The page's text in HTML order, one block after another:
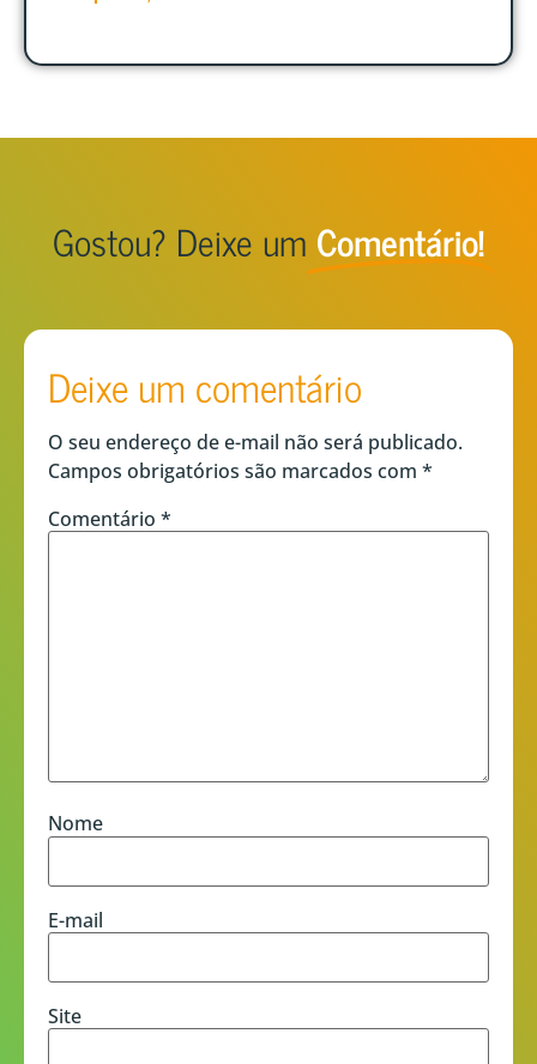
Gostou? Deixe um Comentário!
Deixe um comentário
O seu endereço de e-mail não será publicado.
Campos obrigatórios são marcados com *
Comentário *
Nome
E-mail
Site